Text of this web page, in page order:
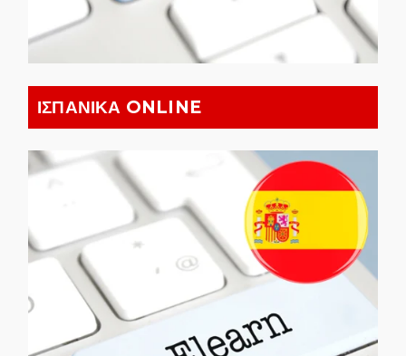
ΙΣΠΑΝΙΚΑ ONLINE